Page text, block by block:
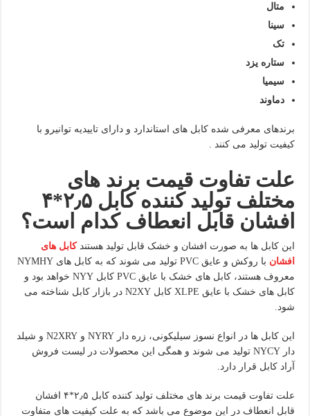
متال
سینا
تک
ستاره یزد
سیمیا
دماوند
برندهای معرفی شده کابل های استاندارد و دارای تاییدیه توانیرو با
کیفیت تولید می کنند .
علت تفاوت قیمت برند های
مختلف تولید کننده کابل ۲٫۵*۴
افشان قابل انعطاف کدام است؟
این کابل ها به صورت افشان و خشک قابل تولید هستند کابل های
افشان
با روکش و عایق PVC تولید می شوند که به کابل های NYMHY
معروف هستند، کابل های خشک با عایق PVC کابل NYY خواهد بود و
کابل های خشک با عایق XLPE کابل N2XY در بازار کابل شناخته می
شود.
این کابل ها در انواع نسوز سیلیکونی، زره دار NYRY و N2XRY و شیلد
دار NYCY تولید می شوند و همگی این محصولات در لیست فروش
آراد کابل قرار دارد.
علت تفاوت قیمت برند های مختلف تولید کننده کابل ۲٫۵*۴ افشان
قابل انعطاف در این موضوع می باشد که به علت کیفیت های متفاوت